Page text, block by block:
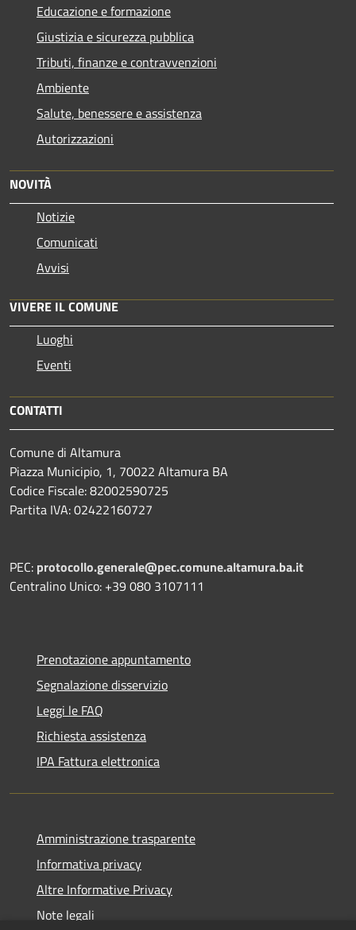
Educazione e formazione
Giustizia e sicurezza pubblica
Tributi, finanze e contravvenzioni
Ambiente
Salute, benessere e assistenza
Autorizzazioni
NOVITÀ
Notizie
Comunicati
Avvisi
VIVERE IL COMUNE
Luoghi
Eventi
CONTATTI
Comune di Altamura
Piazza Municipio, 1, 70022 Altamura BA
Codice Fiscale: 82002590725
Partita IVA: 02422160727
PEC: protocollo.generale@pec.comune.altamura.ba.it
Centralino Unico: +39 080 3107111
Prenotazione appuntamento
Segnalazione disservizio
Leggi le FAQ
Richiesta assistenza
IPA Fattura elettronica
Amministrazione trasparente
Informativa privacy
Altre Informative Privacy
Note legali